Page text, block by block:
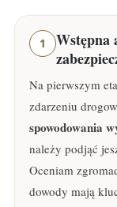
1
Wstępna
Na pierwszym
zdarzeniu
spowodowania
należy podjąć
Oceniam
dowody mają